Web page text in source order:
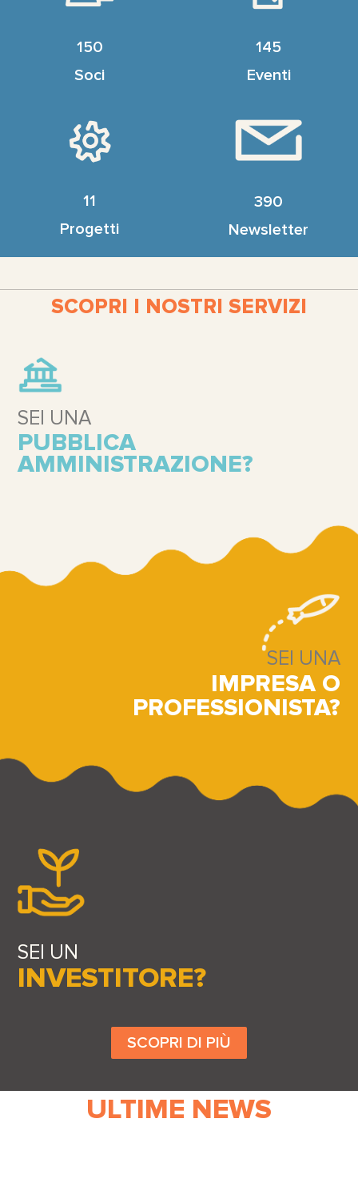
150
Soci
145
Eventi
11
Progetti
390
Newsletter
SCOPRI I NOSTRI SERVIZI
SEI UNA
PUBBLICA
AMMINISTRAZIONE?
SEI UNA
IMPRESA O
PROFESSIONISTA?
SEI UN
INVESTITORE?
SCOPRI DI PIÙ
ULTIME NEWS